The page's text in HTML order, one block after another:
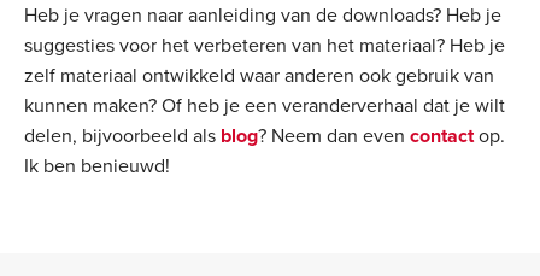
Heb je vragen naar aanleiding van de downloads? Heb je
suggesties voor het verbeteren van het materiaal? Heb je
zelf materiaal ontwikkeld waar anderen ook gebruik van
kunnen maken? Of heb je een veranderverhaal dat je wilt
delen, bijvoorbeeld als blog? Neem dan even contactop.
Ik ben benieuwd!